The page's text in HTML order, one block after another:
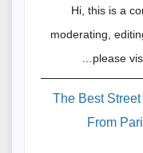
Hi, this is a
moderating,
please
The Best
From